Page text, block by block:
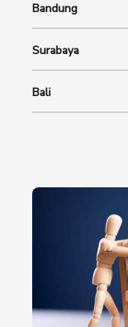
Bandung
Surabaya
Bali